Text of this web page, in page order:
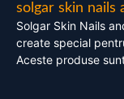
solgar skin nails
Solgar Skin Nails
create special
Aceste produse